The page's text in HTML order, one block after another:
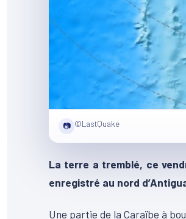
📷 ©LastQuake
La terre a tremblé, ce
enregistré au nord
Une partie de la Caraïbe à